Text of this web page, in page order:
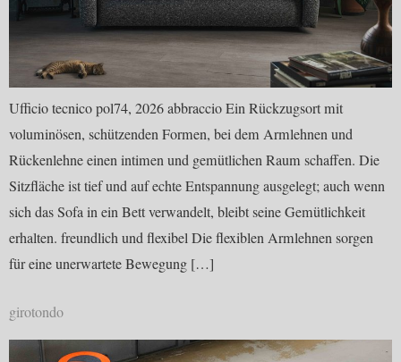
Ufficio tecnico pol74, 2026 abbraccio Ein Rückzugsort mit
voluminösen, schützenden Formen, bei dem Armlehnen und
Rückenlehne einen intimen und gemütlichen Raum schaffen. Die
Sitzfläche ist tief und auf echte Entspannung ausgelegt; auch wenn
sich das Sofa in ein Bett verwandelt, bleibt seine Gemütlichkeit
erhalten. freundlich und flexibel Die flexiblen Armlehnen sorgen
für eine unerwartete Bewegung […]
girotondo